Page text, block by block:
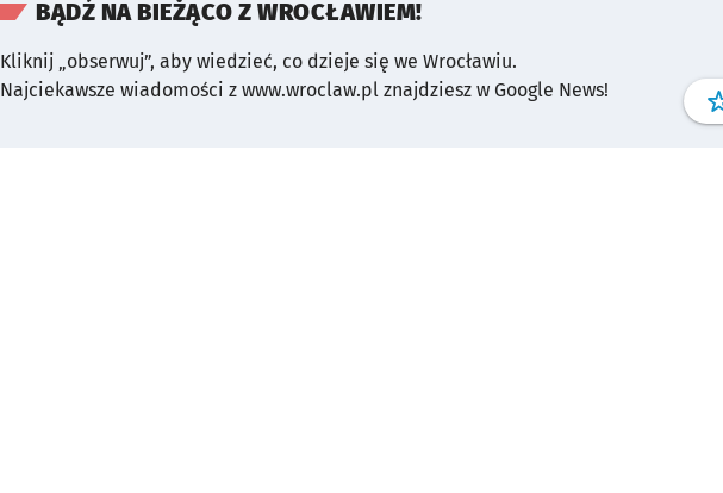
BĄDŹ NA BIEŻĄCO Z WROCŁAWIEM!
Kliknij „obserwuj”, aby wiedzieć, co dzieje się we Wrocławiu.
Najciekawsze wiadomości z www.wroclaw.pl znajdziesz w Google News!